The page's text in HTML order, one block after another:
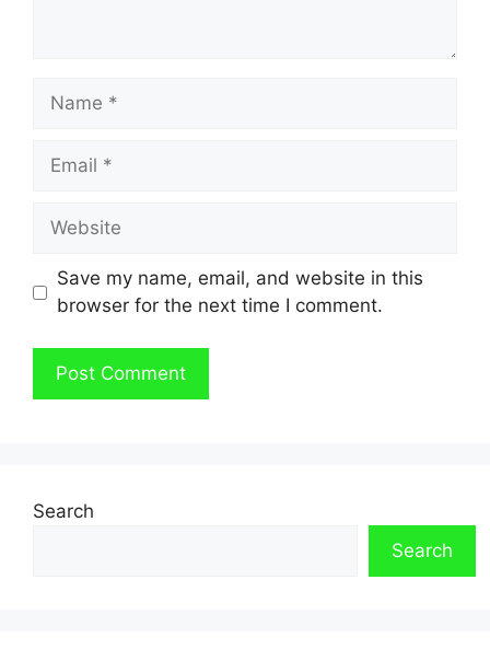
Name
Email
Website
Save my name, email, and website in this
browser for the next time I comment.
Search
Search